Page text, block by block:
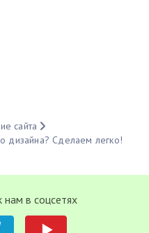
сайта
дизайна? Сделаем легко!
нам в соцсетях